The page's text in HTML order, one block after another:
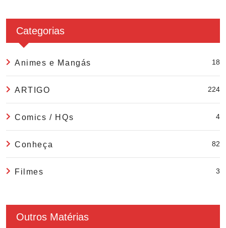
Categorias
Animes e Mangás 18
ARTIGO 224
Comics / HQs 4
Conheça 82
Filmes 3
Outros Matérias